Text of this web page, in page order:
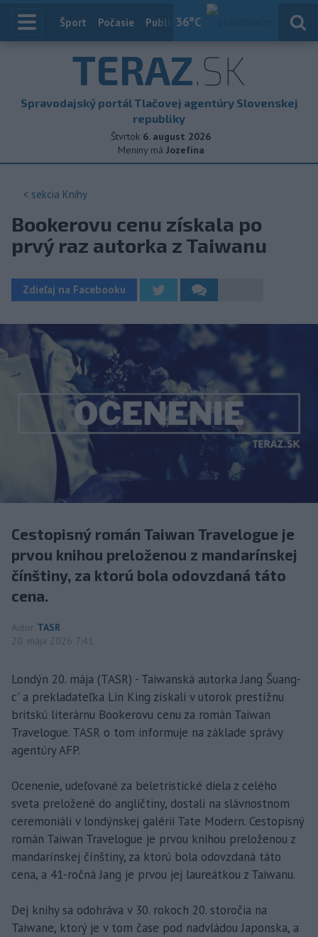
36°C
Index
Šport Počasie Publicistika
TERAZ.SK
Spravodajský portál Tlačovej agentúry Slovenskej
republiky
Štvrtok 6. august 2026
Meniny má Jozefína
< sekcia Knihy
Bookerovu cenu získala po
prvý raz autorka z Taiwanu
Zdieľaj na Facebooku
Cestopisný román Taiwan Travelogue je
prvou knihou preloženou z mandarínskej
čínštiny, za ktorú bola odovzdaná táto
cena.
Autor TASR
20. mája 2026 7:41
Londýn 20. mája (TASR) - Taiwanská autorka Jang Šuang-
c' a prekladateľka Lin King získali v utorok prestížnu
britskú literárnu Bookerovu cenu za román Taiwan
Travelogue. TASR o tom informuje na základe správy
agentúry AFP.
Ocenenie, udeľované za beletristické diela z celého
sveta preložené do angličtiny, dostali na slávnostnom
ceremoniáli v londýnskej galérii Tate Modern. Cestopisný
román Taiwan Travelogue je prvou knihou preloženou z
mandarínskej čínštiny, za ktorú bola odovzdaná táto
cena, a 41-ročná Jang je prvou jej laureátkou z Taiwanu.
Dej knihy sa odohráva v 30. rokoch 20. storočia na
Taiwane, ktorý je v tom čase pod nadvládou Japonska, a